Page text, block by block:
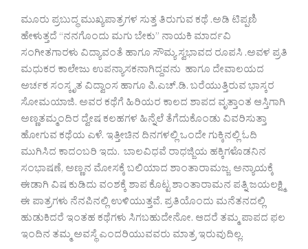
ಮೂರು ಪ್ರಬುದ್ಧ ಮುಖ್ಯಪಾತ್ರಗಳ ಸುತ್ತ ತಿರುಗುವ ಕಥೆ .ಅಡಿ ಟಿಪ್ಪಣಿ
ಹೇಳುತ್ತದೆ “ನನಗೊಂದು ಮಗು ಬೇಕು” ನಾಯಕಿ ಮಾರ್ದವಿ
ಸಂಗೀತಗಾರಳು ವಿದ್ಯಾವಂತೆ ಹಾಗೂ ಸೌಮ್ಯ ಸ್ವಭಾವದ ರೂಪಸಿ .ಅವಳ ಪ್ರತಿ
ಮಧುಕರ ಕಾಲೇಜು ಉಪನ್ಯಾಸಕನಾಗಿದ್ದವನು ಹಾಗೂ ದೇವಾಲಯದ
ಅರ್ಚಕ ಸಂಸ್ಕೃತ ವಿದ್ವಾಂಸ ಹಾಗೂ ಪಿ.ಎಚ್.ಡಿ. ಬರೆಯುತ್ತಿರುವ ಭಾಸ್ಕರ
ಸೋಮಯಾಜಿ. ಅವರ ಕಥೆಗೆ ಹಿರಿಯರ ಕಾಲದ ಶಾಪದ ವೃತ್ತಾಂತ ಆಸ್ತಿಗಾಗಿ
ಅಣ್ಣತಮ್ಮಂದಿರ ದ್ವೇಷ ಕಲಹಗಳ ಹಿನ್ನೆಲೆ ತೆಗೆದುಕೊಂಡು ವಿವರಿಸುತ್ತಾ
ಹೋಗುವ ಕಥೆಯ ಎಳೆ. ಇತ್ತೀಚಿನ ದಿನಗಳಲ್ಲಿ ಒಂದೇ ಗುಕ್ಕಿನಲ್ಲಿ ಓದಿ
ಮುಗಿಸಿದ ಕಾದಂಬರಿ ಇದು. ಬಾಲವಿಧವೆ ರಾಧಜ್ಜಿಯ ಹಕ್ಕಿಗಳೊಡನಿನ
ಸಂಭಾಷಣೆ, ಅಣ್ಣನ ಮೋಸಕ್ಕೆ ಬಲಿಯಾದ ಶಾಂತಾರಾಮಜ್ಜ, ಅನ್ಯಾಯಕ್ಕೆ
ಈಡಾಗಿ ವಿಷ ಕುಡಿದು ವಂಶಕ್ಕೆ ಶಾಪ ಕೊಟ್ಟ ಶಾಂತಾರಾಮನ ಪತ್ನಿ ಜಯಲಕ್ಷ್ಮಿ
ಈ ಪಾತ್ರಗಳು ನೆನಪಿನಲ್ಲಿ ಉಳಿಯುತ್ತವೆ. ಪ್ರತಿಯೊಂದು ಮನೆತನದಲ್ಲಿ
ಹುಡುಕಿದರೆ ಇಂತಹ ಕಥೆಗಳು ಸಿಗಬಹುದೇನೋ. ಆದರೆ ತಮ್ಮ ಪಾಪದ ಫಲ
ಇಂದಿನ ತಮ್ಮ ಅವಸ್ಥೆ ಎಂದರಿಯುವವರು ಮಾತ್ರ ಇರುವುದಿಲ್ಲ.